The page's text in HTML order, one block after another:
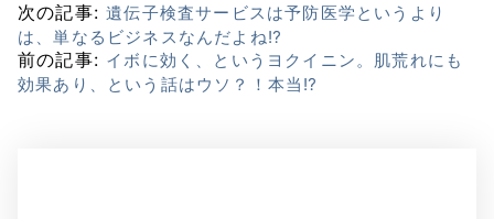
次の記事:遺伝子検査サービスは予防医学というより
は、単なるビジネスなんだよね⁉
前の記事: イボに効く、というヨクイニン。肌荒れにも
効果あり、という話はウソ？！本当⁉